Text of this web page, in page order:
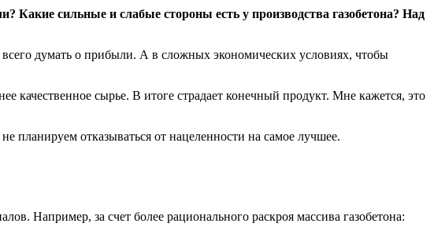
Какие сильные и слабые стороны есть у производства газобетона? Над
думать о прибыли. А в сложных экономических условиях, чтобы
качественное сырье. В итоге страдает конечный продукт. Мне кажется, это
планируем отказываться от нацеленности на самое лучшее.
Например, за счет более рационального раскроя массива газобетона: